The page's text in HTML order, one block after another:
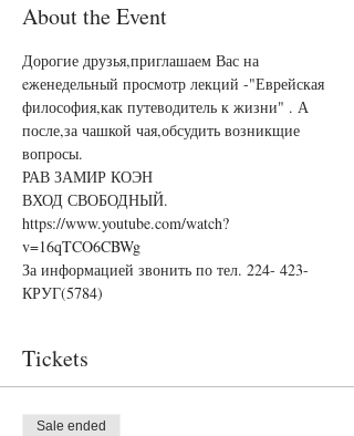
About the Event
Дорогие друзья,приглашаем Вас на
eженедельный просмотр лекций -"Еврейская
философия,как путеводитель к жизни" . А
после,за чашкой чая,обсудить возникщие
вопросы.
РАВ ЗАМИР КОЭН
ВХОД СВОБОДНЫЙ.
https://www.youtube.com/watch?
v=16qTCO6CBWg
За информацией звонить по тел. 224- 423-
КРУГ(5784)
Tickets
Sale ended